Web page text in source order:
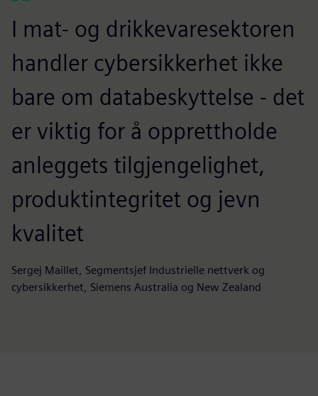
I mat- og drikkevaresektoren
handler cybersikkerhet ikke
bare om databeskyttelse - det
er viktig for å opprettholde
anleggets tilgjengelighet,
produktintegritet og jevn
kvalitet
Sergej Maillet, Segmentsjef Industrielle nettverk og
cybersikkerhet, Siemens Australia og New Zealand